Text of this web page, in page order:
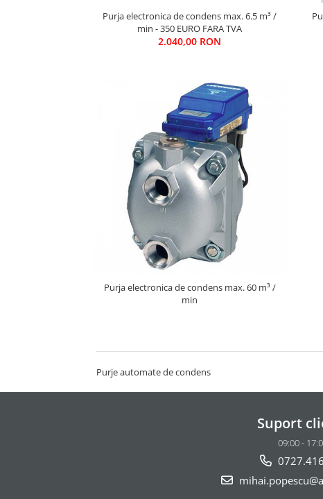
Purja electronica de condens max. 6.5 m³ /
min - 350 EURO FARA TVA
2.040,00 RON
Purja electronica de condens max. 60 m³ /
min
Purje automate de condens
Suport
09:00 -